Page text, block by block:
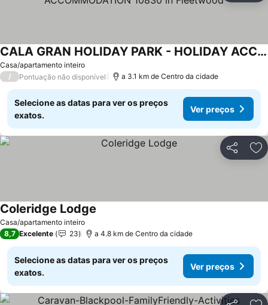
Casa/apartamento inteiro
CALA GRAN HOLIDAY PARK - HOLIDAY ACCOMMODATION 10830 in Fleetwood
/ Pontuação não disponível a 3.1 km de Centro da cidade
Selecione as datas para ver os preços
exatos.
Ver preços
Partilhar
Casa/apartamento inteiro
Coleridge Lodge
8,7 Excelente 23 a 4.8 km de Centro da cidade
Selecione as datas para ver os preços
exatos.
Ver preços